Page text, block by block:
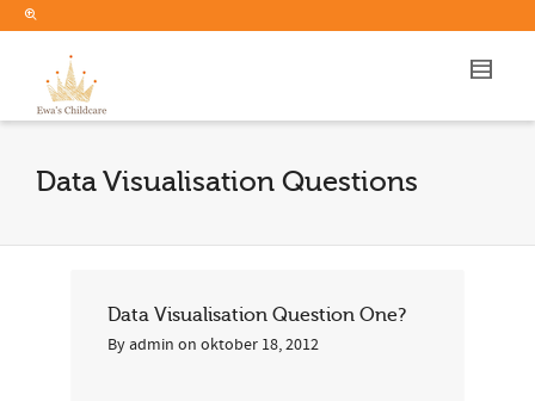
Data Visualisation Questions
Data Visualisation Question One?
By admin on oktober 18, 2012